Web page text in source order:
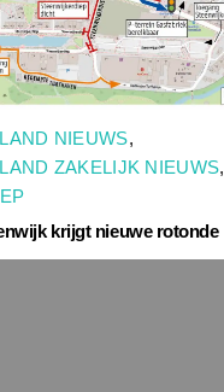
NIEUWS,
ZAKELIJK NIEUWS,
krijgt nieuwe rotonde